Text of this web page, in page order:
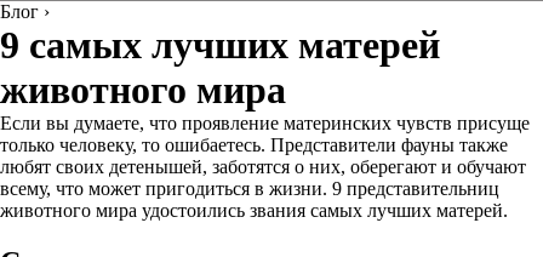
Блог ›
9 самых лучших матерей
животного мира
Если вы думаете, что проявление материнских чувств присуще
только человеку, то ошибаетесь. Представители фауны также
любят своих детенышей, заботятся о них, оберегают и обучают
всему, что может пригодиться в жизни. 9 представительниц
животного мира удостоились звания самых лучших матерей.